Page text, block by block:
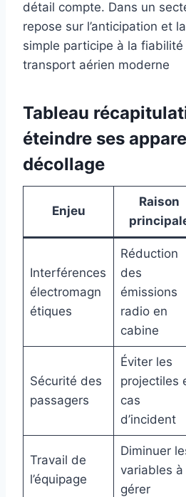
détail compte. Dans un
repose sur l’anticipation et
simple participe à la
transport aérien moderne
Tableau
éteindre ses
décollage
Enjeu
Raison
Interférences
électromagn
étiques
Réduction
des
émissions
radio en
cabine
Sécurité des
passagers
Éviter les
projectiles
cas
d’incident
Travail de
l’équipage
Diminuer
variables à
gérer